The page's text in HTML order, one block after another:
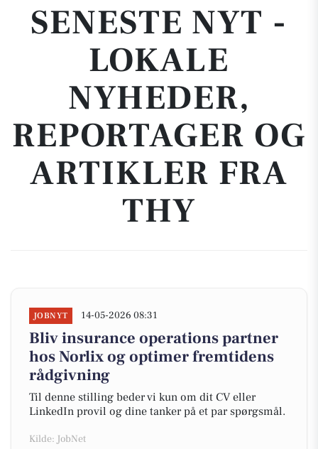
SENESTE NYT -
LOKALE
NYHEDER,
REPORTAGER OG
ARTIKLER FRA
THY
JOBNYT 14-05-2026 08:31
Bliv insurance operations partner
hos Norlix og optimer fremtidens
rådgivning
Til denne stilling beder vi kun om dit CV eller
LinkedIn provil og dine tanker på et par spørgsmål.
Kilde: JobNet